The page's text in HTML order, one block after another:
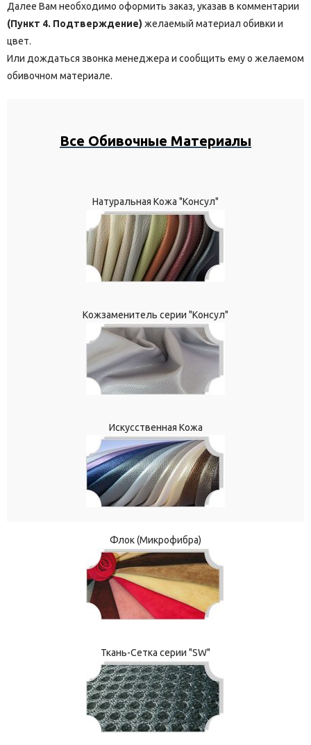
Далее Вам необходимо оформить заказ, указав в комментарии
(Пункт 4. Подтверждение) желаемый материал обивки и
цвет.
Или дождаться звонка менеджера и сообщить ему о желаемом
обивочном материале.
Все Обивочные Материалы
Натуральная Кожа "Консул"
Кожзаменитель серии "Консул"
Искусственная Кожа
Флок (Микрофибра)
Ткань-Сетка серии "SW"